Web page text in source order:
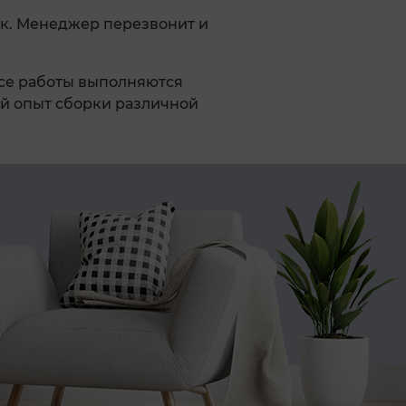
Менеджер перезвонит и
работы выполняются
опыт сборки различной